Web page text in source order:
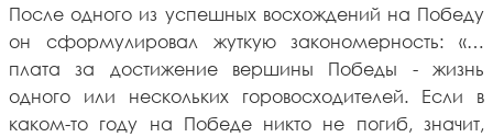
После одного из успешных восхождений на Победу
он сформулировал жуткую закономерность: «…
плата за достижение вершины Победы - жизнь
одного или нескольких горовосходителей. Если в
каком-то году на Победе никто не погиб, значит,